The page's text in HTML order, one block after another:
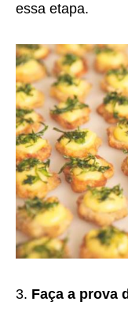
essa etapa.
Faça a prova